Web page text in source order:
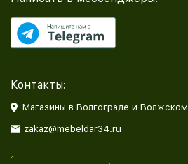
Контакты:
Магазины в Волгограде и Волжском
zakaz@mebeldar34.ru